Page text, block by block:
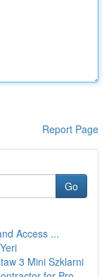
Report Page
Go
Access ...
3 Mini Szklarni